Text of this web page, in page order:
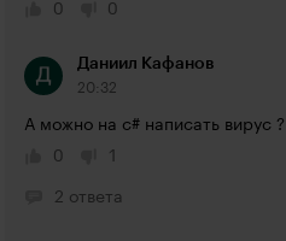
0
0
Даниил Кафанов
20:32
А можно на с# написать вирус
0
1
2 ответа